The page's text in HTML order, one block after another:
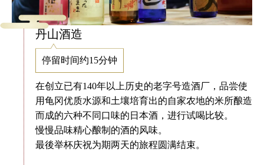
丹山酒造
停留时间约15分钟
在创立已有140年以上历史的老字号造酒厂，品尝使
用龟冈优质水源和土壤培育出的自家农地的米所酿造
而成的六种不同口味的日本酒，进行试喝比较。
慢慢品味精心酿制的酒的风味。
最後举杯庆祝为期两天的旅程圆满结束。